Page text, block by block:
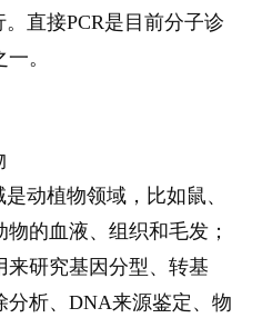
。直接PCR是目前分子诊
。
动植物领域，比如鼠、
的血液、组织和毛发；
来研究基因分型、转基
分析、DNA来源鉴定、物